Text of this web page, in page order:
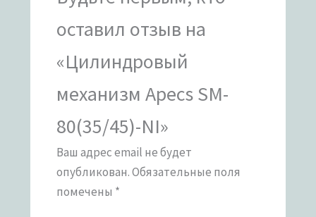
оставил отзыв на
«Цилиндровый
механизм Apecs SM-
80(35/45)-NI»
Ваш адрес email не будет
опубликован.Обязательные поля
помечены *